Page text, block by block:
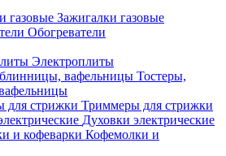
Зажигалки газовые
Обогреватели
Электроплиты
Тостеры,
Триммеры для стрижки
Духовки электрические
Кофемолки и